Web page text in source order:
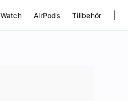
Watch AirPods Tillbehör